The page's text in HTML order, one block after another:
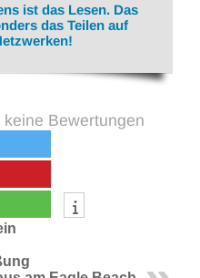
ist das Lesen. Das
das Teilen auf
keine Bewertungen